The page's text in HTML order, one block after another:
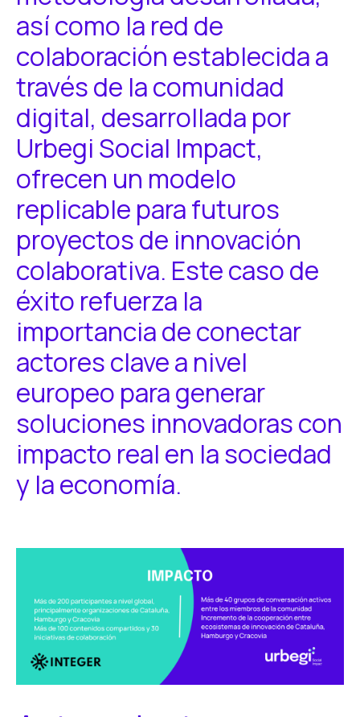
así como la red de
colaboración establecida a
través de la comunidad
digital, desarrollada por
Urbegi Social Impact,
ofrecen un modelo
replicable para futuros
proyectos de innovación
colaborativa. Este caso de
éxito refuerza la
importancia de conectar
actores clave a nivel
europeo para generar
soluciones innovadoras con
impacto real en la sociedad
y la economía.